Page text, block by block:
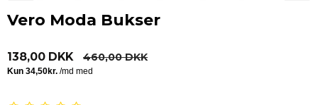
Vero Moda Bukser
138,00 DKK 460,00 DKK